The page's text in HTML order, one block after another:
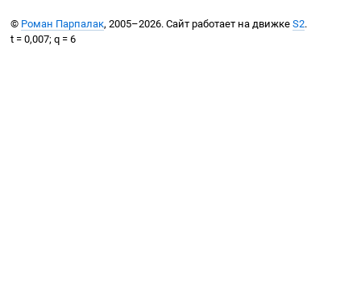
© Роман Парпалак, 2005–2026. Сайт работает на движкеS2.
t = 0,007; q = 6